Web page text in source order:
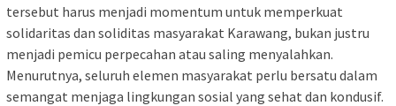
tersebut harus menjadi momentum untuk memperkuat
solidaritas dan soliditas masyarakat Karawang, bukan justru
menjadi pemicu perpecahan atau saling menyalahkan.
Menurutnya, seluruh elemen masyarakat perlu bersatu dalam
semangat menjaga lingkungan sosial yang sehat dan kondusif.